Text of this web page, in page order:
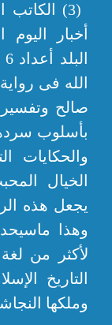
(3) الكاتب الصحفي
أخبار
الله فى
صالح وتفسير
بأسلوب
والحكايات
الخيال
يجعل هذه
وهذا
لأكثر من
التاريخ
وملكها